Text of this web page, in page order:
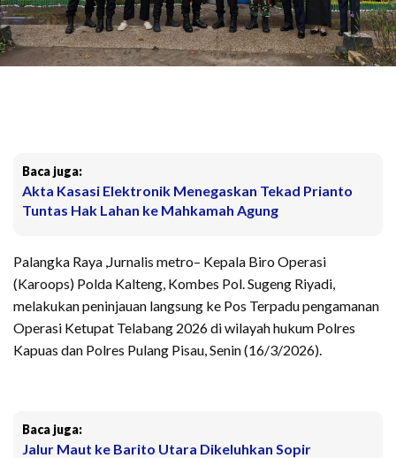
Baca juga:
Akta Kasasi Elektronik Menegaskan Tekad Prianto
Tuntas Hak Lahan ke Mahkamah Agung
Palangka Raya ,Jurnalis metro– Kepala Biro Operasi
(Karoops) Polda Kalteng, Kombes Pol. Sugeng Riyadi,
melakukan peninjauan langsung ke Pos Terpadu pengamanan
Operasi Ketupat Telabang 2026 di wilayah hukum Polres
Kapuas dan Polres Pulang Pisau, Senin (16/3/2026).
Baca juga:
Jalur Maut ke Barito Utara Dikeluhkan Sopir